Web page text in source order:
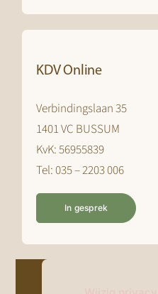
KDV Online
Verbindingslaan 35
1401 VC BUSSUM
KvK: 56955839
Tel: 035 – 2203 006
In gesprek